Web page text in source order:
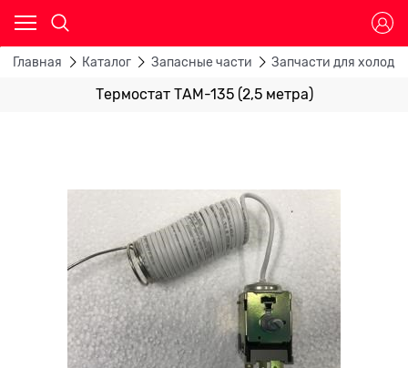
Главная Каталог Запасные части Запчасти для
Термостат ТАМ-135 (2,5 метра)